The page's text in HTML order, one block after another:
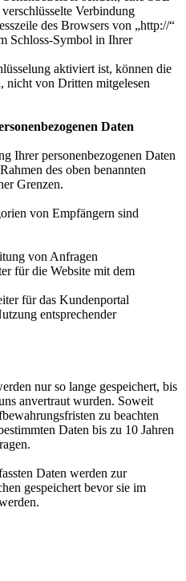
Verbindung
des Browsers von „http://“
Schloss-Symbol in Ihrer
aktiviert ist, können die
nicht von Dritten mitgelesen
Daten
Ihrer personenbezogenen Daten
des oben benannten
Grenzen.
von Empfängern sind
von Anfragen
für die Website mit dem
für das Kundenportal
entsprechender
nur so lange gespeichert, bis
anvertraut wurden. Soweit
zu beachten
Daten bis zu 10 Jahren
Daten werden zur
gespeichert bevor sie im